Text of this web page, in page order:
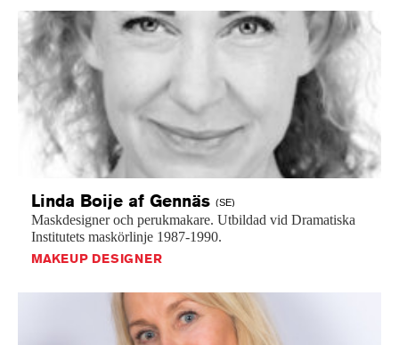
Linda Boije af Gennäs (SE)
Maskdesigner och perukmakare. Utbildad vid Dramatiska
Institutets maskörlinje 1987-1990.
MAKEUP DESIGNER